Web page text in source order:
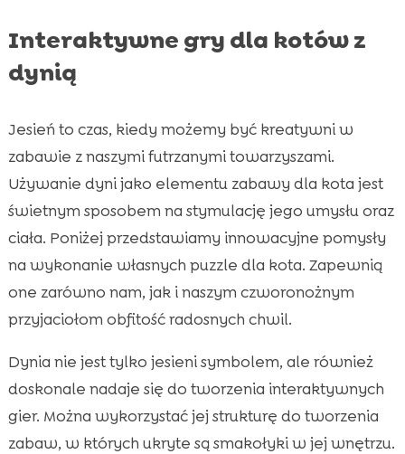
Interaktywne gry dla kotów z
dynią
Jesień to czas, kiedy możemy być kreatywni w
zabawie z naszymi futrzanymi towarzyszami.
Używanie dyni jako elementu zabawy dla kota jest
świetnym sposobem na stymulację jego umysłu oraz
ciała. Poniżej przedstawiamy innowacyjne pomysły
na wykonanie własnych puzzle dla kota. Zapewnią
one zarówno nam, jak i naszym czworonożnym
przyjaciołom obfitość radosnych chwil.
Dynia nie jest tylko jesieni symbolem, ale również
doskonale nadaje się do tworzenia interaktywnych
gier. Można wykorzystać jej strukturę do tworzenia
zabaw, w których ukryte są smakołyki w jej wnętrzu.